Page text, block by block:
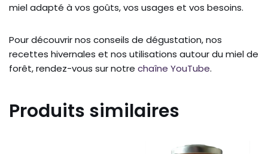
miel adapté à vos goûts, vos usages et vos besoins.
Pour découvrir nos conseils de dégustation, nos
recettes hivernales et nos utilisations autour du miel de
forêt, rendez-vous sur notre chaîne YouTube.
Produits similaires